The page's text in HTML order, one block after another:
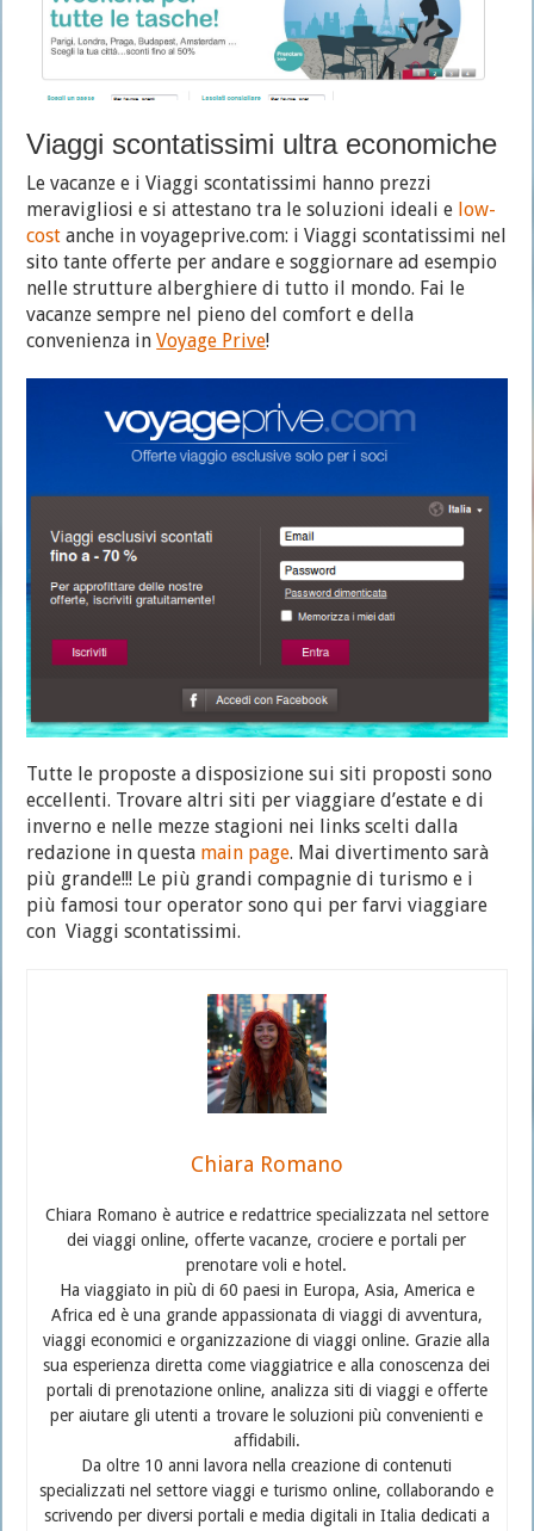
Viaggi scontatissimi ultra economiche
Le vacanze e i Viaggi scontatissimi hanno prezzi
meravigliosi e si attestano tra le soluzioni ideali e low-
cost anche in voyageprive.com: i Viaggi scontatissimi nel
sito tante offerte per andare e soggiornare ad esempio
nelle strutture alberghiere di tutto il mondo. Fai le
vacanze sempre nel pieno del comfort e della
convenienza inVoyage Prive!
Tutte le proposte a disposizione sui siti proposti sono
eccellenti. Trovare altri siti per viaggiare d’estate e di
inverno e nelle mezze stagioni nei links scelti dalla
redazione in questa main page. Mai divertimento sarà
più grande!!! Le più grandi compagnie di turismo e i
più famosi tour operator sono qui per farvi viaggiare
con Viaggi scontatissimi.
Chiara Romano
Chiara Romano è autrice e redattrice specializzata nel settore
dei viaggi online, offerte vacanze, crociere e portali per
prenotare voli e hotel.
Ha viaggiato in più di 60 paesi in Europa, Asia, America e
Africa ed è una grande appassionata di viaggi di avventura,
viaggi economici e organizzazione di viaggi online. Grazie alla
sua esperienza diretta come viaggiatrice e alla conoscenza dei
portali di prenotazione online, analizza siti di viaggi e offerte
per aiutare gli utenti a trovare le soluzioni più convenienti e
affidabili.
Da oltre 10 anni lavora nella creazione di contenuti
specializzati nel settore viaggi e turismo online, collaborando e
scrivendo per diversi portali e media digitali in Italia dedicati a